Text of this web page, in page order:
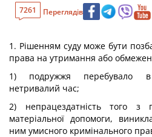
7261 Переглядів
1. Рішенням суду може бути
права на утримання або
1) подружжя перебувало
нетривалий час;
2) непрацездатність того з
матеріальної допомоги,
ним умисного кримінального